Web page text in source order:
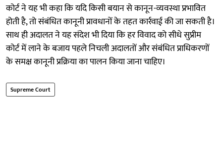
कोर्ट ने यह भी कहा कि यदि किसी बयान से कानून-व्यवस्था प्रभावित
होती है, तो संबंधित कानूनी प्रावधानों के तहत कार्रवाई की जा सकती है।
साथ ही अदालत ने यह संदेश भी दिया कि हर विवाद को सीधे सुप्रीम
कोर्ट में लाने के बजाय पहले निचली अदालतों और संबंधित प्राधिकरणों
के समक्ष कानूनी प्रक्रिया का पालन किया जाना चाहिए।
Supreme Court